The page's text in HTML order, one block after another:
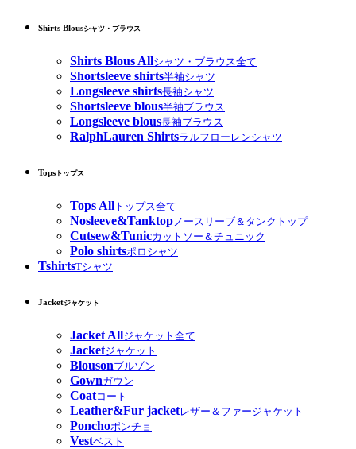
Shirts Blousシャツ・ブラウス
Shirts Blous Allシャツ・ブラウス全て
Shortsleeve shirts半袖シャツ
Longsleeve shirts長袖シャツ
Shortsleeve blous半袖ブラウス
Longsleeve blous長袖ブラウス
RalphLauren Shirtsラルフローレンシャツ
Tops トップス
Tops All トップス全て
Nosleeve&Tanktopノースリーブ＆タンクトップ
Cutsew&Tunicカットソー＆チュニック
Polo shirtsポロシャツ
TshirtsTシャツ
Jacketジャケット
Jacket Allジャケット全て
Jacketジャケット
Blousonブルゾン
Gownガウン
Coatコート
Leather&Fur jacketレザー＆ファージャケット
Ponchoポンチョ
Vestベスト